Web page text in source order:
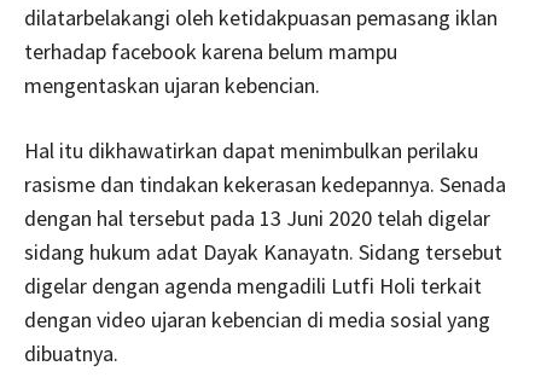
dilatarbelakangi oleh ketidakpuasan pemasang iklan
terhadap facebook karena belum mampu
mengentaskan ujaran kebencian.
Hal itu dikhawatirkan dapat menimbulkan perilaku
rasisme dan tindakan kekerasan kedepannya. Senada
dengan hal tersebut pada 13 Juni 2020 telah digelar
sidang hukum adat Dayak Kanayatn. Sidang tersebut
digelar dengan agenda mengadili Lutfi Holi terkait
dengan video ujaran kebencian di media sosial yang
dibuatnya.